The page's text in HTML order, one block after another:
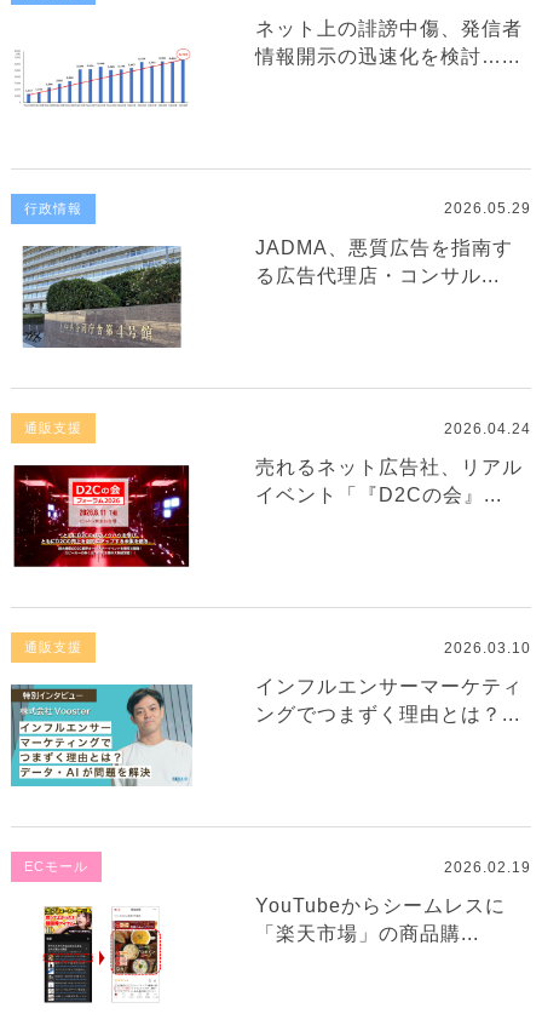
ネット上の誹謗中傷、発信者
情報開示の迅速化を検討…...
行政情報 2026.05.29
JADMA、悪質広告を指南す
る広告代理店・コンサル...
通販支援 2026.04.24
売れるネット広告社、リアル
イベント「『D2Cの会』...
通販支援 2026.03.10
インフルエンサーマーケティ
ングでつまずく理由とは？...
ECモール 2026.02.19
YouTubeからシームレスに
「楽天市場」の商品購...